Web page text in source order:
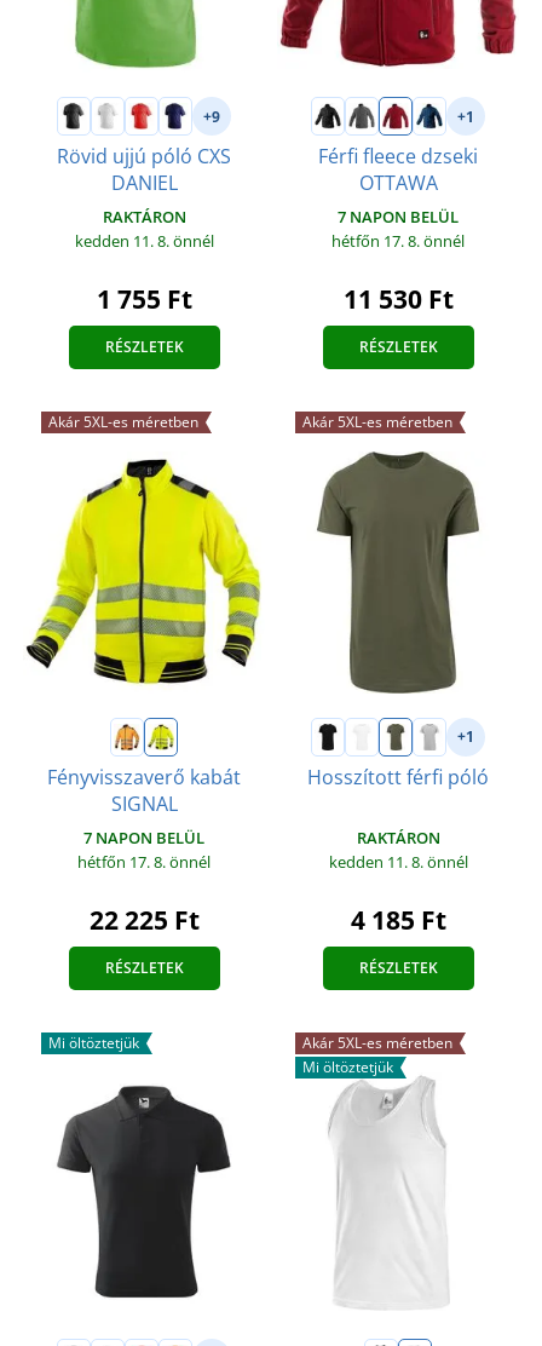
+9
Rövid ujjú póló CXS
DANIEL
RAKTÁRON
kedden 11. 8.önnél
1 755 Ft
RÉSZLETEK
+1
Férfi fleece dzseki
OTTAWA
7 NAPON BELÜL
hétfőn 17. 8.önnél
11 530 Ft
RÉSZLETEK
Akár 5XL-es méretben
Fényvisszaverő kabát
SIGNAL
7 NAPON BELÜL
hétfőn 17. 8.önnél
22 225 Ft
RÉSZLETEK
Akár 5XL-es méretben
+1
Hosszított férfi póló
RAKTÁRON
kedden 11. 8.önnél
4 185 Ft
RÉSZLETEK
Mi öltöztetjük
Akár 5XL-es méretben
Mi öltöztetjük